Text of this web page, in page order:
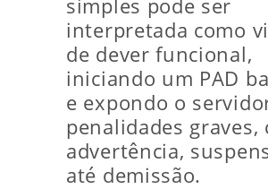
simples pode ser
interpretada como
de dever funcional,
iniciando um PAD
e expondo o
penalidades graves,
advertência,
até demissão.